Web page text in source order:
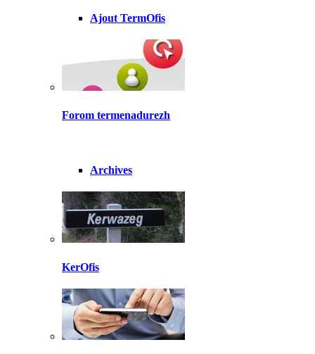
Ajout TermOfis
Forom termenadurezh
Archives
KerOfis